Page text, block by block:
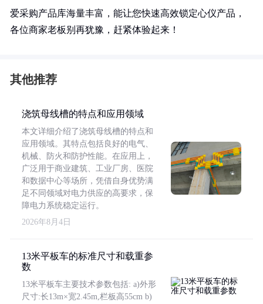
爱采购产品库海量丰富，能让您快速高效锁定心仪产品，
各位商家老板别再犹豫，赶紧体验起来！
其他推荐
浇筑母线槽的特点和应用领域
本文详细介绍了浇筑母线槽的特点和
应用领域。其特点包括良好的电气、
机械、防火和防护性能。在应用上，
广泛用于商业建筑、工业厂房、医院
和数据中心等场所，凭借自身优势满
足不同领域对电力供应的高要求，保
障电力系统稳定运行。
2026年8月4日
13米平板车的标准尺寸和载重参
数
13米平板车主要技术参数包括: a)外形
尺寸:长13m×宽2.45m,栏板高55cm b)